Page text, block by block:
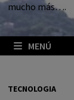
mucho más….
MENÚ
TECNOLOGIA